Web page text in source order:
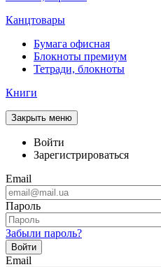
Канцтовары
Бумага офисная
Блокноты премиум
Тетради, блокноты
Книги
Закрыть меню
Войти
Зарегистрироваться
Email
Пароль
Забыли пароль?
Войти
Email